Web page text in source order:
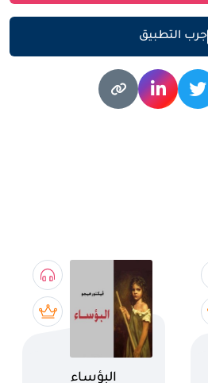
جرب التطبيق
اسم الكتاب
البؤساء